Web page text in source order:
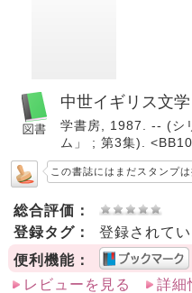
中世イギリス文
学書房, 1987. -- (シ
ム」 ; 第3集).
この書誌にはまだスタンプ
総合評価：
登録タグ：
登録されて
便利機能：
レビューを見る
詳細